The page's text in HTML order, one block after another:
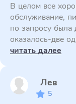
В целом все
обслуживание,
по запросу была
оказалось-две
читать далее
Лев
5